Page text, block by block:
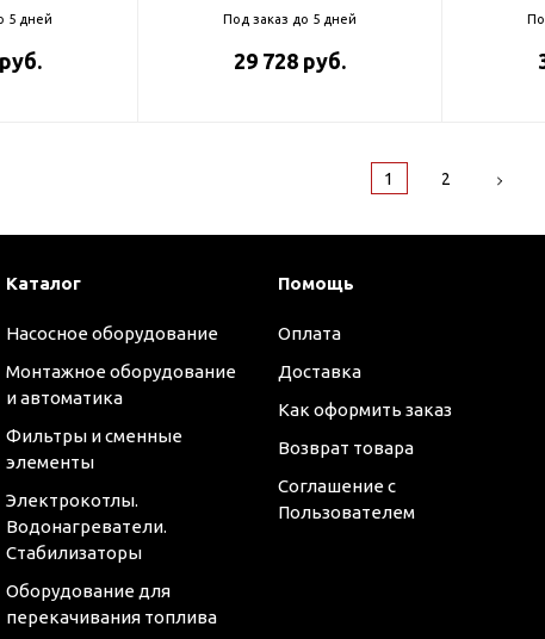
5 дней Под заказ до 5 дней
29 728 руб.
1 2
Каталог
Насосное оборудование
Монтажное оборудование
и автоматика
Фильтры и сменные
элементы
Электрокотлы.
Водонагреватели.
Стабилизаторы
Оборудование для
перекачивания топлива
Помощь
Оплата
Доставка
Как оформить заказ
Возврат товара
Соглашение с
Пользователем